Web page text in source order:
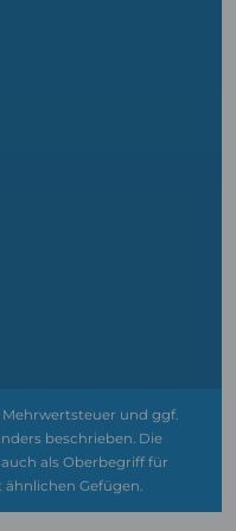
Mehrwertsteuer und ggf.
beschrieben. Die
als Oberbegriff für
ähnlichen Gefügen.